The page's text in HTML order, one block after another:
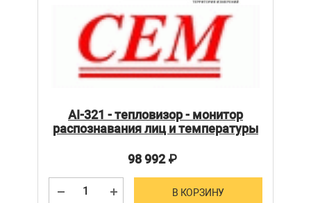
AI-321 - тепловизор - монитор
распознавания лиц и температуры
98 992₽
В КОРЗИНУ